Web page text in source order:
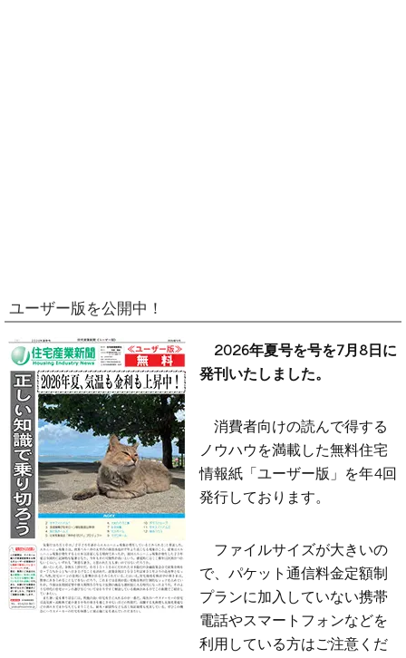
ユーザー版を公開中！
2026年夏号を号を7月8日に
発刊いたしました。
消費者向けの読んで得する
ノウハウを満載した無料住宅
情報紙「ユーザー版」を年4回
発行しております。
ファイルサイズが大きいの
で、パケット通信料金定額制
プランに加入していない携帯
電話やスマートフォンなどを
利用している方はご注意くだ